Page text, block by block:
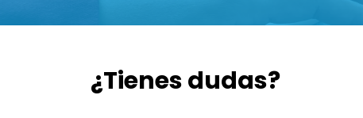
¿Tienes dudas?